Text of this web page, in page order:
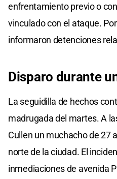
enfrentamiento previo o
vinculado con el ataque.
informaron detenciones
Disparo durante
La seguidilla de hechos
madrugada del martes. A
Cullen un muchacho de 27
norte de la ciudad. El
inmediaciones de avenida